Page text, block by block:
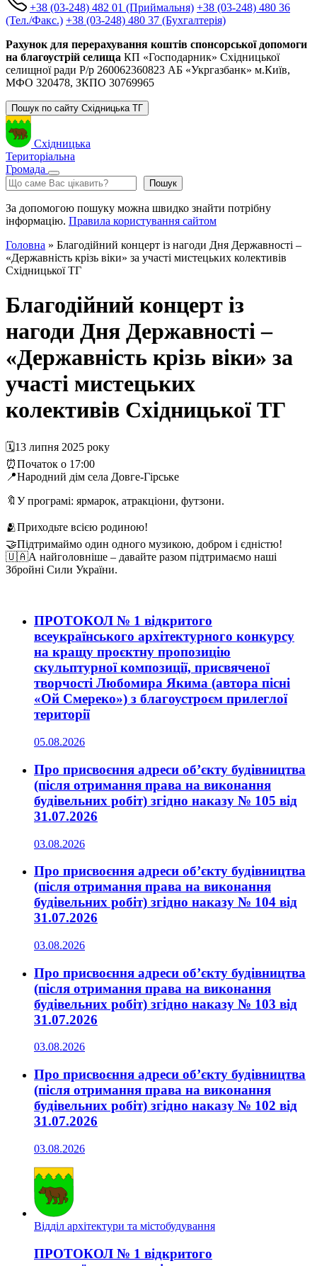
+38 (03-248) 482 01 (Приймальня) +38 (03-248) 480 36
(Тел./Факс.) +38 (03-248) 480 37 (Бухгалтерія)
Рахунок для перерахування коштів спонсорської допомоги
на благоустрій селища КП «Господарник» Східницької
селищної ради Р/р 260062360823 АБ «Укргазбанк» м.Київ,
МФО 320478, ЗКПО 30769965
Пошук по сайту Східницька ТГ
Східницька
Територіальна
Громада
Пошук
Пошук
За допомогою пошуку можна швидко знайти потрібну
інформацію. Правила користування сайтом
Головна » Благодійний концерт із нагоди Дня Державності –
«Державність крізь віки» за участі мистецьких колективів
Східницької ТГ
Благодійний концерт із
нагоди Дня Державності –
«Державність крізь віки» за
участі мистецьких
колективів Східницької ТГ
🗓️13 липня 2025 року
⏰Початок о 17:00
📍Народний дім села Довге-Гірське
🔖У програмі: ярмарок, атракціони, футзони.
🫂Приходьте всією родиною!
🤝Підтримаймо один одного музикою, добром і єдністю!
🇺🇦А найголовніше – давайте разом підтримаємо наші
Збройні Сили України.
ПРОТОКОЛ № 1 відкритого
всеукраїнського архітектурного конкурсу
на кращу проєктну пропозицію
скульптурної композиції, присвяченої
творчості Любомира Якима (автора пісні
«Ой Смереко») з благоустроєм прилеглої
території
05.08.2026
Про присвоєння адреси об’єкту будівництва
(після отримання права на виконання
будівельних робіт) згідно наказу № 105 від
31.07.2026
03.08.2026
Про присвоєння адреси об’єкту будівництва
(після отримання права на виконання
будівельних робіт) згідно наказу № 104 від
31.07.2026
03.08.2026
Про присвоєння адреси об’єкту будівництва
(після отримання права на виконання
будівельних робіт) згідно наказу № 103 від
31.07.2026
03.08.2026
Про присвоєння адреси об’єкту будівництва
(після отримання права на виконання
будівельних робіт) згідно наказу № 102 від
31.07.2026
03.08.2026
Відділ архітектури та містобудування
ПРОТОКОЛ № 1 відкритого